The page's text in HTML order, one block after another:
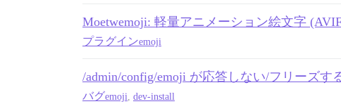
Moetwemoji: 軽量アニメーション絵文字
プラグインemoji
/admin/config/emoji が応答しない/フリーズす
バグemoji dev-install